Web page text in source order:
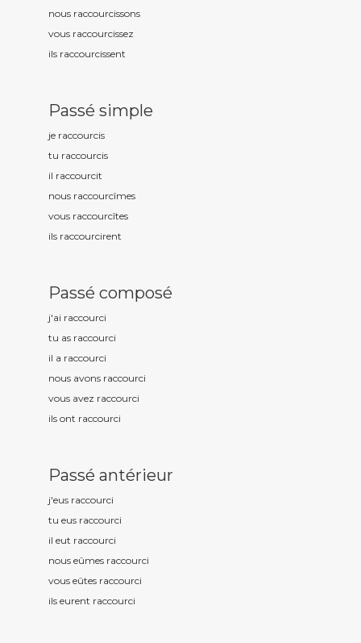
nous raccourcissons
vous raccourcissez
ils raccourcissent
Passé simple
je raccourcis
tu raccourcis
il raccourcit
nous raccourcîmes
vous raccourcîtes
ils raccourcirent
Passé composé
j'ai raccourci
tu as raccourci
il a raccourci
nous avons raccourci
vous avez raccourci
ils ont raccourci
Passé antérieur
j'eus raccourci
tu eus raccourci
il eut raccourci
nous eûmes raccourci
vous eûtes raccourci
ils eurent raccourci